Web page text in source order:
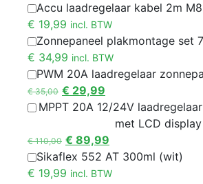
Accu laadregelaar kabel 2m
€ 19,99 incl. BTW
Zonnepaneel plakmontage set
€ 34,99 incl. BTW
PWM 20A laadregelaar
€35,00 € 29,99
MPPT 20A 12/24V
met LCD display
€110,00 € 89,99
Sikaflex 552 AT 300ml (wit)
€ 19,99 incl. BTW